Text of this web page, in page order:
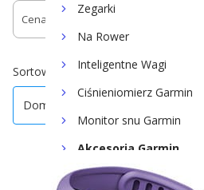
Zegarki
Na Rower
Inteligentne Wagi
Ciśnieniomierz Garmin
Monitor snu Garmin
Akcesoria Garmin
Do zegarków i fitnessu
Cena
Koniec filtrów
Sortowanie: Domyślne
Domyślne